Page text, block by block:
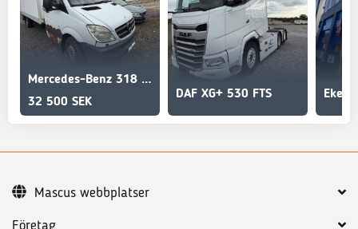
Mercedes-Benz 318 CDI
32 500 SEK
DAF XG+ 530 FTS
Företag
Mascus webbplatser